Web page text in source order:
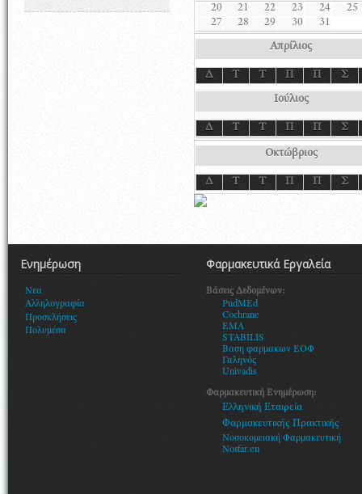
20
21 22 23 24
25
27
28 29 30 31
Απρίλιος
Δ Τ Τ Π Π Σ
Ιούλιος
Δ Τ Τ Π Π Σ
Οκτώβριος
Δ Τ Τ Π Π Σ
Ενημέρωση
Νεα
Αλληλογραφία
Προσκλήσεις
Πολυμέσα
Φαρμακευτικά Εργαλεία
Βάσεις Δεδομένων:
PudMEd
Cochrane
EMA
STABILIS
Βαση φαρμακων ΕΟΦ
Γαληνός
Univadis
Φαρμακευτική Ενημέρωση:
Ελληνική Εταιρεία
Φαρμακευτικής Πρακτικής
Νοσοκομειακή Φαρμακευτική
Nosfar.eu